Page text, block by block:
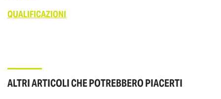
QUALIFICAZIONI
ALTRI ARTICOLI CHE POTREBBERO PIACERTI